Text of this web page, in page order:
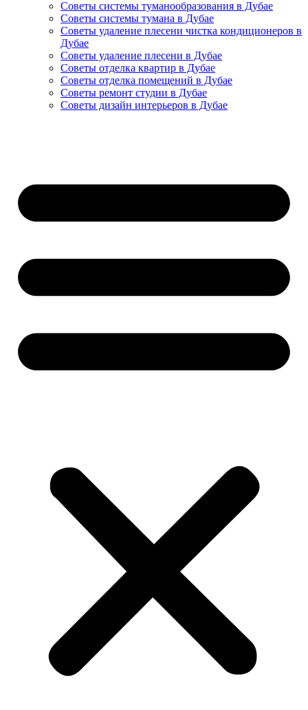
Советы системы туманообразования в Дубае
Советы системы тумана в Дубае
Советы удаление плесени чистка кондиционеров в
Дубае
Советы удаление плесени в Дубае
Советы отделка квартир в Дубае
Советы отделка помещений в Дубае
Советы ремонт студии в Дубае
Советы дизайн интерьеров в Дубае